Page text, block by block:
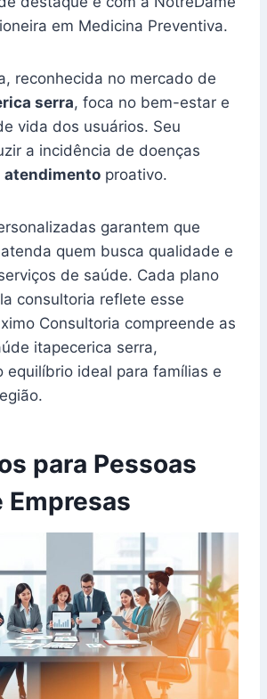
em Medicina Preventiva.
reconhecida no mercado de
serra, foca no bem-estar e
vida dos usuários. Seu
a incidência de doenças
atendimento proativo.
garantem que
quem busca qualidade e
de saúde. Cada plano
consultoria reflete esse
Consultoria compreende as
itapecerica serra,
equilíbrio ideal para famílias e
para Pessoas
Empresas